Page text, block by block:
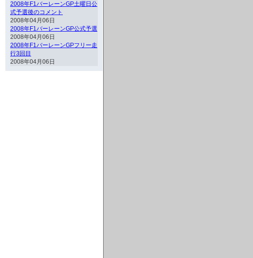
2008年F1バーレーンGP土曜日公
式予選後のコメント
2008年04月06日
2008年F1バーレーンGP公式予選
2008年04月06日
2008年F1バーレーンGPフリー走
行3回目
2008年04月06日